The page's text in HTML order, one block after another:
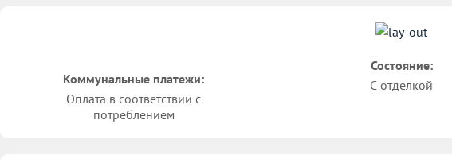
Коммунальные платежи:
Оплата в соответствии с
потреблением
Состояние:
С отделкой